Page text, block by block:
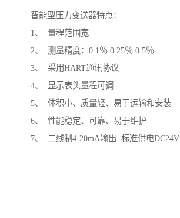
智能型压力变送器特点：
1、 量程范围宽
2、 测量精度：0.1％ 0.25％ 0.5％
3、 采用HART通讯协议
4、 显示表头量程可调
5、 体积小、质量轻、易于运输和安装
6、 性能稳定、可靠、易于维护
7、 二线制4-20mA输出 标准供电DC24V